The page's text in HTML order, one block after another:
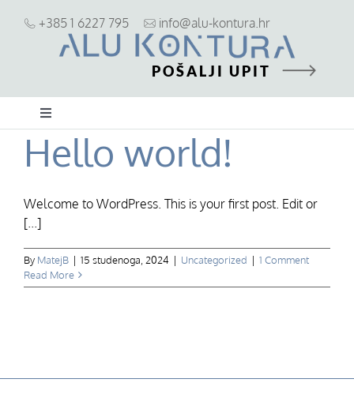
+385 1 6227 795 info@alu-kontura.hr
POŠALJI UPIT
Toggle
Navigation
ALU stolarija
PVC stolarija
Zaštita od sunca i pogleda
Hello world!
Welcome to WordPress. This is your first post. Edit or
[...]
By MatejB | 15 studenoga, 2024 | Uncategorized | 1 Comment
Read More